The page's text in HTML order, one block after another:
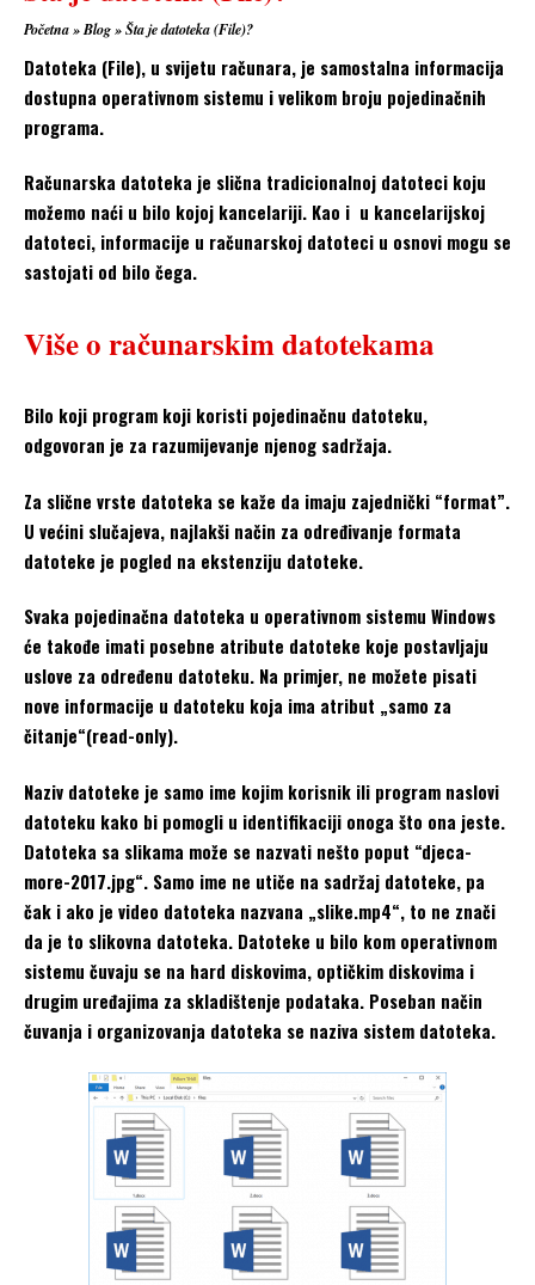
Početna»Blog»Šta je datoteka (File)?
Datoteka (File), u svijetu računara, je samostalna informacija
dostupna operativnom sistemu i velikom broju pojedinačnih
programa.
Računarska datoteka je slična tradicionalnoj datoteci koju
možemo naći u bilo kojoj kancelariji. Kao i u kancelarijskoj
datoteci, informacije u računarskoj datoteci u osnovi mogu se
sastojati od bilo čega.
Više o računarskim datotekama
Bilo koji program koji koristi pojedinačnu datoteku,
odgovoran je za razumijevanje njenog sadržaja.
Za slične vrste datoteka se kaže da imaju zajednički “format”.
U većini slučajeva, najlakši način za određivanje formata
datoteke je pogled na ekstenziju datoteke.
Svaka pojedinačna datoteka u operativnom sistemu Windows
će takođe imati posebne atribute datoteke koje postavljaju
uslove za određenu datoteku. Na primjer, ne možete pisati
nove informacije u datoteku koja ima atribut „samo za
čitanje“(read-only).
Naziv datoteke je samo ime kojim korisnik ili program naslovi
datoteku kako bi pomogli u identifikaciji onoga što ona jeste.
Datoteka sa slikama može se nazvati nešto poput “djeca-
more-2017.jpg“. Samo ime ne utiče na sadržaj datoteke, pa
čak i ako je video datoteka nazvana „slike.mp4“, to ne znači
da je to slikovna datoteka. Datoteke u bilo kom operativnom
sistemu čuvaju se na hard diskovima, optičkim diskovima i
drugim uređajima za skladištenje podataka. Poseban način
čuvanja i organizovanja datoteka se naziva sistem datoteka.